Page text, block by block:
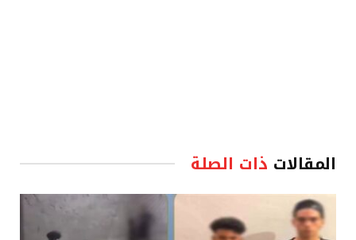
المقالات ذات الصلة